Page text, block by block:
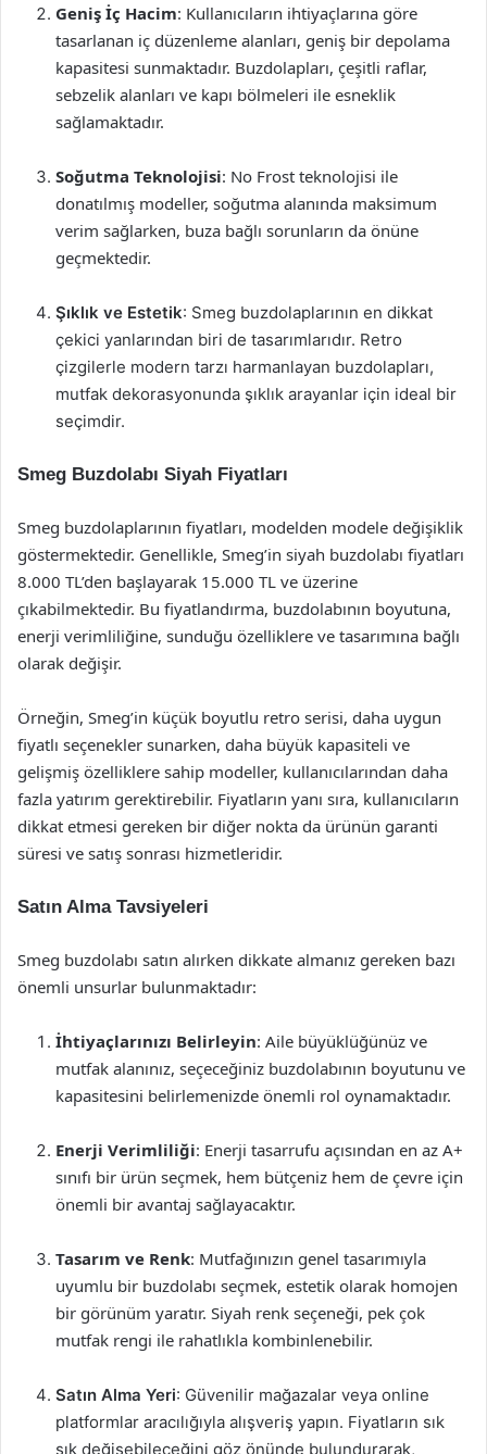
Geniş İç Hacim: Kullanıcıların ihtiyaçlarına göre
tasarlanan iç düzenleme alanları, geniş bir depolama
kapasitesi sunmaktadır. Buzdolapları, çeşitli raflar,
sebzelik alanları ve kapı bölmeleri ile esneklik
sağlamaktadır.
Soğutma Teknolojisi: No Frost teknolojisi ile
donatılmış modeller, soğutma alanında maksimum
verim sağlarken, buza bağlı sorunların da önüne
geçmektedir.
Şıklık ve Estetik: Smeg buzdolaplarının en dikkat
çekici yanlarından biri de tasarımlarıdır. Retro
çizgilerle modern tarzı harmanlayan buzdolapları,
mutfak dekorasyonunda şıklık arayanlar için ideal bir
seçimdir.
Smeg Buzdolabı Siyah Fiyatları
Smeg buzdolaplarının fiyatları, modelden modele değişiklik
göstermektedir. Genellikle, Smeg’in siyah buzdolabı fiyatları
8.000 TL’den başlayarak 15.000 TL ve üzerine
çıkabilmektedir. Bu fiyatlandırma, buzdolabının boyutuna,
enerji verimliliğine, sunduğu özelliklere ve tasarımına bağlı
olarak değişir.
Örneğin, Smeg’in küçük boyutlu retro serisi, daha uygun
fiyatlı seçenekler sunarken, daha büyük kapasiteli ve
gelişmiş özelliklere sahip modeller, kullanıcılarından daha
fazla yatırım gerektirebilir. Fiyatların yanı sıra, kullanıcıların
dikkat etmesi gereken bir diğer nokta da ürünün garanti
süresi ve satış sonrası hizmetleridir.
Satın Alma Tavsiyeleri
Smeg buzdolabı satın alırken dikkate almanız gereken bazı
önemli unsurlar bulunmaktadır:
İhtiyaçlarınızı Belirleyin: Aile büyüklüğünüz ve
mutfak alanınız, seçeceğiniz buzdolabının boyutunu ve
kapasitesini belirlemenizde önemli rol oynamaktadır.
Enerji Verimliliği: Enerji tasarrufu açısından en az A+
sınıfı bir ürün seçmek, hem bütçeniz hem de çevre için
önemli bir avantaj sağlayacaktır.
Tasarım ve Renk: Mutfağınızın genel tasarımıyla
uyumlu bir buzdolabı seçmek, estetik olarak homojen
bir görünüm yaratır. Siyah renk seçeneği, pek çok
mutfak rengi ile rahatlıkla kombinlenebilir.
Satın Alma Yeri: Güvenilir mağazalar veya online
platformlar aracılığıyla alışveriş yapın. Fiyatların sık
sık değişebileceğini göz önünde bulundurarak,